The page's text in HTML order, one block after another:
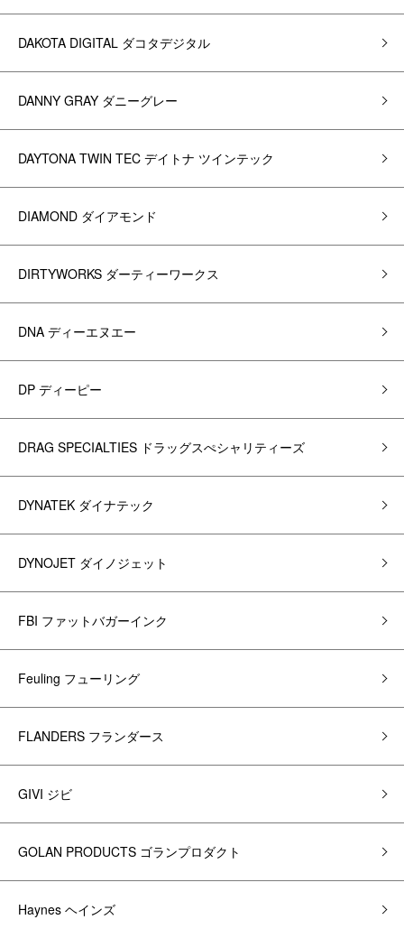
DAKOTA DIGITAL ダコタデジタル
DANNY GRAY ダニーグレー
DAYTONA TWIN TEC デイトナ ツインテック
DIAMOND ダイアモンド
DIRTYWORKS ダーティーワークス
DNA ディーエヌエー
DP ディーピー
DRAG SPECIALTIES ドラッグスぺシャリティーズ
DYNATEK ダイナテック
DYNOJET ダイノジェット
FBI ファットバガーインク
Feuling フューリング
FLANDERS フランダース
GIVI ジビ
GOLAN PRODUCTS ゴランプロダクト
Haynes ヘインズ